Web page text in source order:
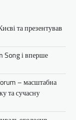
та презентував
Song і вперше
– масштабна
та сучасну